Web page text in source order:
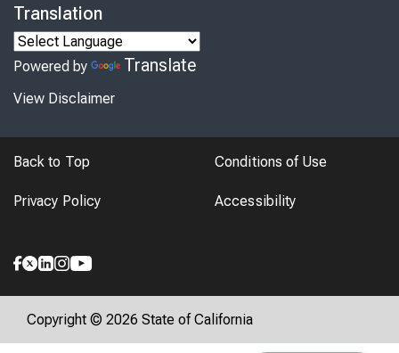
Translation
Powered by Translate
View Disclaimer
Back to Top Conditions of Use
Privacy Policy Accessibility
Copyright © 2026 State of California